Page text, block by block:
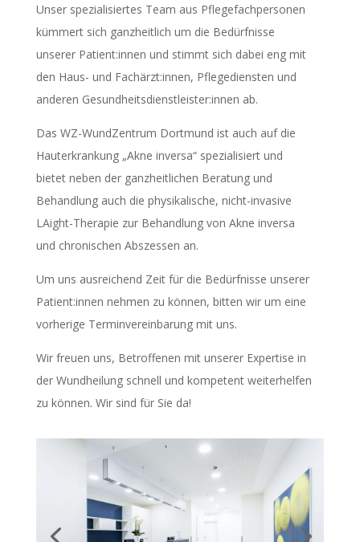
Unser spezialisiertes Team aus Pflegefachpersonen
kümmert sich ganzheitlich um die Bedürfnisse
unserer Patient:innen und stimmt sich dabei eng mit
den Haus- und Fachärzt:innen, Pflegediensten und
anderen Gesundheitsdienstleister:innen ab.
Das WZ-WundZentrum Dortmund ist auch auf die
Hauterkrankung „Akne inversa“ spezialisiert und
bietet neben der ganzheitlichen Beratung und
Behandlung auch die physikalische, nicht-invasive
LAight-Therapie zur Behandlung von Akne inversa
und chronischen Abszessen an.
Um uns ausreichend Zeit für die Bedürfnisse unserer
Patient:innen nehmen zu können, bitten wir um eine
vorherige Terminvereinbarung mit uns.
Wir freuen uns, Betroffenen mit unserer Expertise in
der Wundheilung schnell und kompetent weiterhelfen
zu können. Wir sind für Sie da!